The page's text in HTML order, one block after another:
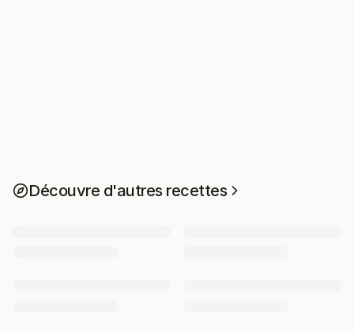
Découvre d'autres recettes